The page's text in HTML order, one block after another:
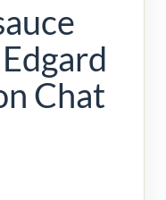
Chat